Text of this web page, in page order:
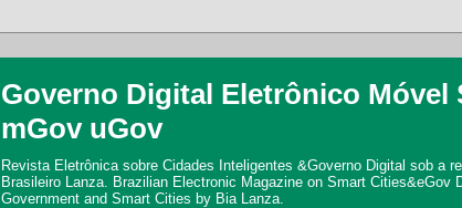
Governo Digital Eletrônico Móvel
mGov uGov
Revista Eletrônica sobre Cidades Inteligentes &Governo Digital sob a
Brasileiro Lanza. Brazilian Electronic Magazine on Smart Cities&eGov
Government and Smart Cities by Bia Lanza.